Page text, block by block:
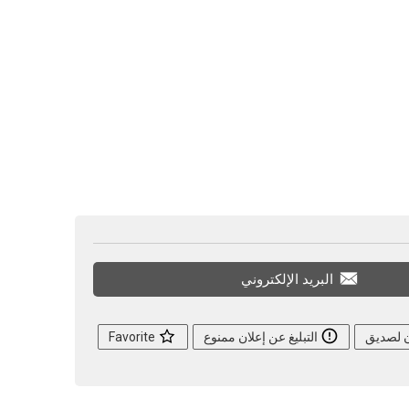
البريد الإلكتروني
لصديق التبليغ عن إعلان ممنوع